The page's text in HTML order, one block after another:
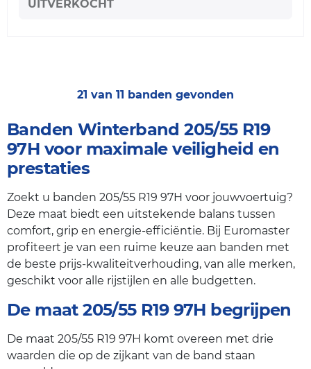
UITVERKOCHT
21 van 11 banden gevonden
Banden Winterband 205/55 R19
97H voor maximale veiligheid en
prestaties
Zoekt u banden 205/55 R19 97H voor jouwvoertuig?
Deze maat biedt een uitstekende balans tussen
comfort, grip en energie-efficiëntie. Bij Euromaster
profiteert je van een ruime keuze aan banden met
de beste prijs-kwaliteitverhouding, van alle merken,
geschikt voor alle rijstijlen en alle budgetten.
De maat 205/55 R19 97H begrijpen
De maat 205/55 R19 97H komt overeen met drie
waarden die op de zijkant van de band staan